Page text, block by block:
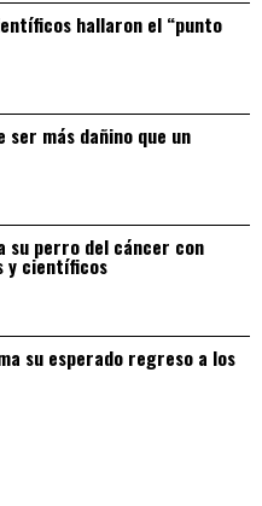
hallaron el “punto
ser más dañino que un
su perro del cáncer con
y científicos
su esperado regreso a los